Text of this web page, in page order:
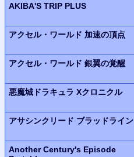
AKIBA'S TRIP PLUS
アクセル・ワールド 加速の頂点
アクセル・ワールド 銀翼の覚醒
悪魔城ドラキュラ Xクロニクル
アサシンクリード ブラッドライン
Another Century's Episode